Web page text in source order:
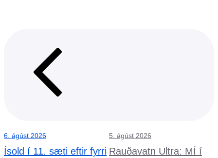
6. ágúst 2026
Ísold í 11. sæti eftir fyrri
5. ágúst 2026
Rauðavatn Ultra: MÍ í